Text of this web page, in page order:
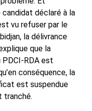
déclaré à la
vu refuser par le
la délivrance
que la
PDCI-RDA est
conséquence, la
est suspendue
tranché.